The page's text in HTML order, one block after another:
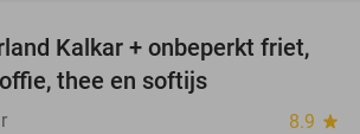
32%
Kalkar + onbeperkt friet,
thee en softijs
8.9 star